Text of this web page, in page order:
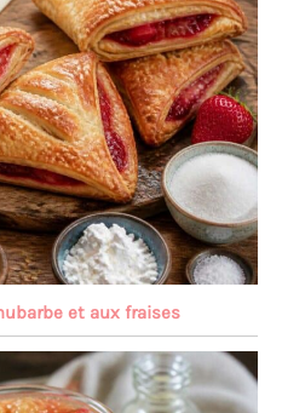
et aux fraises